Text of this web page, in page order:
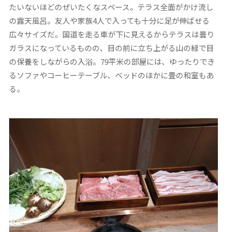
たいないほどのぜいたくなスペース。テラス全面がかけ流し
の露天風呂。友人や家族4人で入っても十分に足が伸ばせる
広々サイズだ。国道を走る車が下に見えるからテラスは曇り
ガラスになっているものの、目の前に立ち上がる山の緑で目
の保養をしながらの入浴。79平米の部屋には、ゆったりでき
るソファやコーヒーテーブル、ベッドのほかに畳の和室もあ
る。